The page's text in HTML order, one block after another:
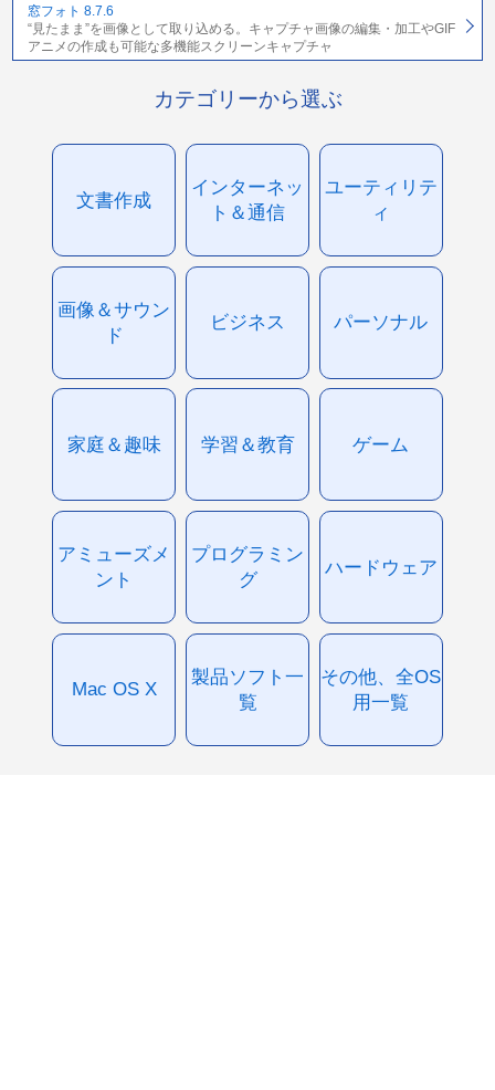
窓フォト 8.7.6
“見たまま”を画像として取り込める。キャプチャ画像の編集・加工やGIF
アニメの作成も可能な多機能スクリーンキャプチャ
カテゴリーから選ぶ
文書作成
インターネッ
ト＆通信
ユーティリテ
ィ
画像＆サウン
ド
ビジネス パーソナル
家庭＆趣味 学習＆教育 ゲーム
アミューズメ
ント
プログラミン
グ
ハードウェア
Mac OS X
製品ソフト一
覧
その他、全OS
用一覧